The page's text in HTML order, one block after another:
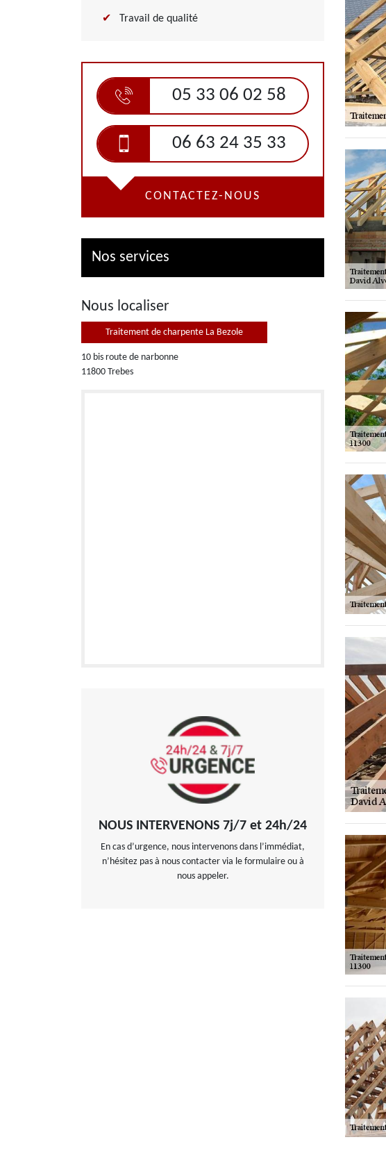
Travail de qualité
05 33 06 02 58
06 63 24 35 33
CONTACTEZ-NOUS
Nos services
Nous localiser
Traitement de charpente La Bezole
10 bis route de narbonne
11800 Trebes
NOUS INTERVENONS 7j/7 et 24h/24
En cas d’urgence, nous intervenons dans l’immédiat,
n’hésitez pas à nous contacter via le formulaire ou à
nous appeler.